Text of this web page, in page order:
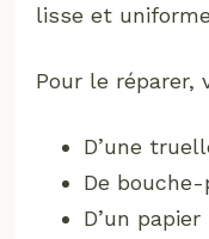
lisse et
Pour le réparer,
D’une
De
D’un